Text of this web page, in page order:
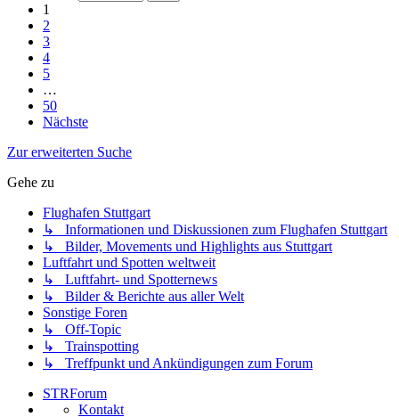
1
2
3
4
5
…
50
Nächste
Zur erweiterten Suche
Gehe zu
Flughafen Stuttgart
↳ Informationen und Diskussionen zum Flughafen Stuttgart
↳ Bilder, Movements und Highlights aus Stuttgart
Luftfahrt und Spotten weltweit
↳ Luftfahrt- und Spotternews
↳ Bilder & Berichte aus aller Welt
Sonstige Foren
↳ Off-Topic
↳ Trainspotting
↳ Treffpunkt und Ankündigungen zum Forum
STRForum
Kontakt